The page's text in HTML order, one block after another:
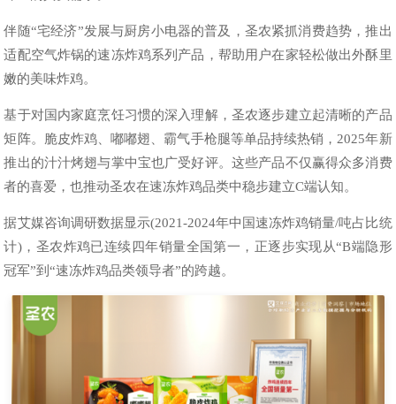
伴随“宅经济”发展与厨房小电器的普及，圣农紧抓消费趋势，推出
适配空气炸锅的速冻炸鸡系列产品，帮助用户在家轻松做出外酥里
嫩的美味炸鸡。
基于对国内家庭烹饪习惯的深入理解，圣农逐步建立起清晰的产品
矩阵。脆皮炸鸡、嘟嘟翅、霸气手枪腿等单品持续热销，2025年新
推出的汁汁烤翅与掌中宝也广受好评。这些产品不仅赢得众多消费
者的喜爱，也推动圣农在速冻炸鸡品类中稳步建立C端认知。
据艾媒咨询调研数据显示(2021-2024年中国速冻炸鸡销量/吨占比统
计)，圣农炸鸡已连续四年销量全国第一，正逐步实现从“B端隐形
冠军”到“速冻炸鸡品类领导者”的跨越。